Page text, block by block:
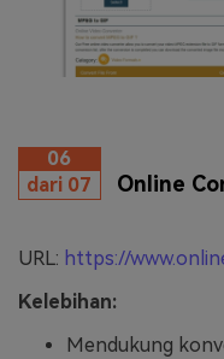
06
dari 07
Online
URL: https://
Kelebihan:
Mendukung